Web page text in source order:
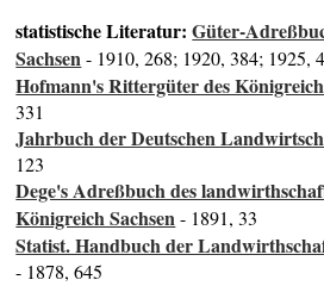
statistische Literatur:Güter-
Sachsen- 1910, 268; 1920, 384; 1925,
Hofmann's Rittergüter des
331
Jahrbuch der Deutschen
123
Dege's Adreßbuch des
Königreich Sachsen- 1891, 33
Statist. Handbuch der
- 1878, 645